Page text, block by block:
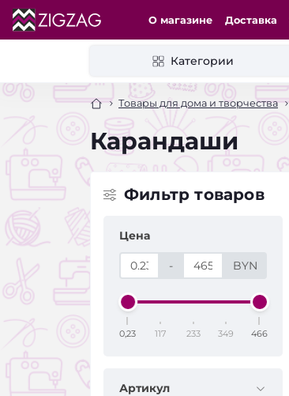
О магазине Доставка
Категории
Товары для дома и творчества
Карандаши
Фильтр товаров
Цена
- BYN
0,23 117 233 349 466
Артикул